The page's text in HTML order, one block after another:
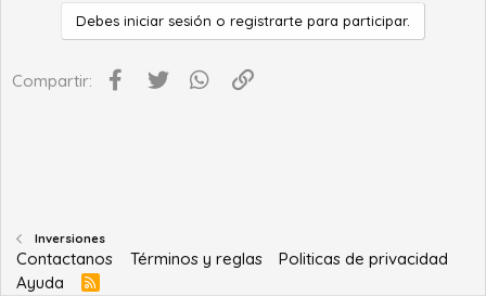
Debes iniciar sesión o registrarte para participar.
Compartir: Facebook
Twitter WhatsApp
Inversiones
Contactanos Términos y reglas
Politicas de privacidad
Ayuda
R